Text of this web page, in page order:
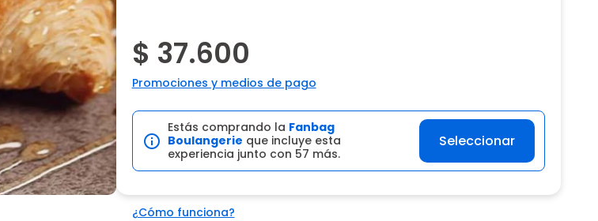
$ 37.600
Promociones y medios de pago
Estás comprando la Fanbag
Boulangerie que incluye esta
experiencia junto con 57 más.
Seleccionar
¿Cómo funciona?